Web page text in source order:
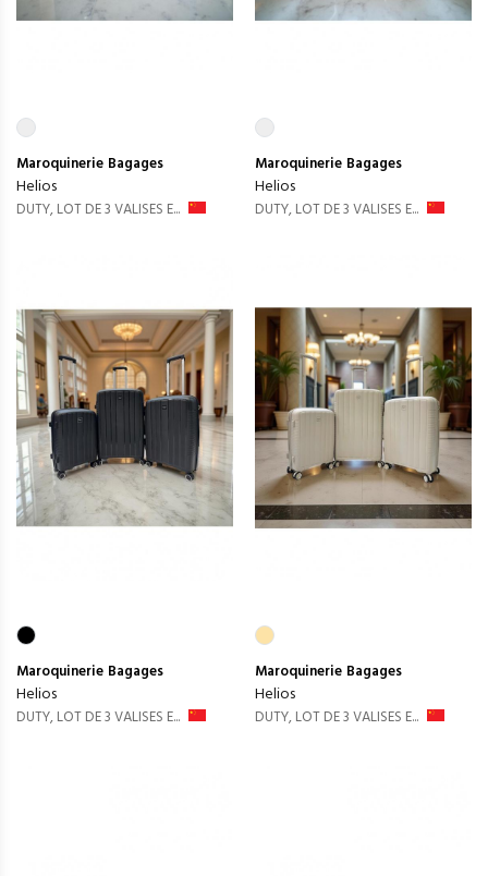
Maroquinerie Bagages
Helios
DUTY, LOT DE 3 VALISES E...
Maroquinerie Bagages
Helios
DUTY, LOT DE 3 VALISES E...
Maroquinerie Bagages
Helios
DUTY, LOT DE 3 VALISES E...
Maroquinerie Bagages
Helios
DUTY, LOT DE 3 VALISES E...